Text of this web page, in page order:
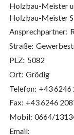
Holzbau-Meister
Holzbau-Meister
Ansprechpartner:
Straße:
PLZ: 5082
Ort: Grödig
Telefon: +43 6246
Fax: +43 6246
Mobil: 0664/
Email: